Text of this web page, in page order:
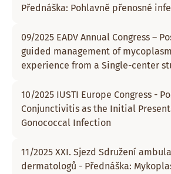
Přednáška: Pohlavně přenosné
09/2025 EADV Annual Congress –
guided management of
experience from a Single-center
10/2025 IUSTI Europe Congress -
Conjunctivitis as the Initial
Gonococcal Infection
11/2025 XXI. Sjezd Sdružení
dermatologů - Přednáška: